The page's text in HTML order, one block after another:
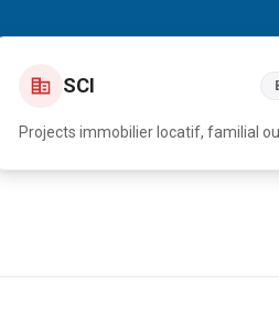
SCI
Projects immobilier locatif, familial